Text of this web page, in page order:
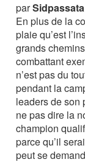
par
En plus de la
plaie qu’est
grands
combattant
n’est pas du
pendant la
leaders de son
ne pas dire la
champion
parce qu’il
peut se